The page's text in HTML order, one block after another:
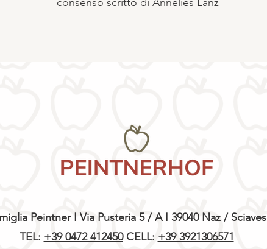
Peintner I Via Pusteria 5 / A I 39040 Naz / Sciaves
TEL: +39 0472 412450CELL: +39 3921306571